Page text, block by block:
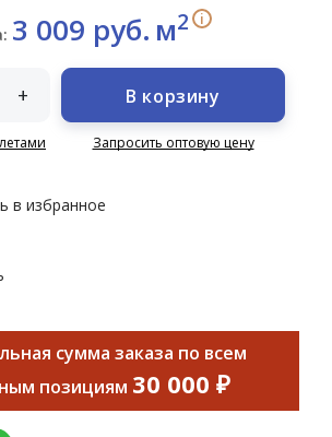
3 009 руб. м2 i
+ В корзину
Запросить оптовую цену
в избранное
сумма заказа по всем
позициям 30 000 ₽